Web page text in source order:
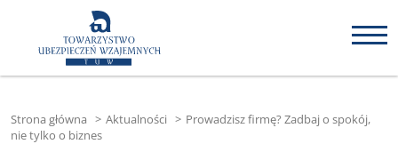
Strona główna > Aktualności > Prowadzisz firmę? Zadbaj o spokój,
nie tylko o biznes